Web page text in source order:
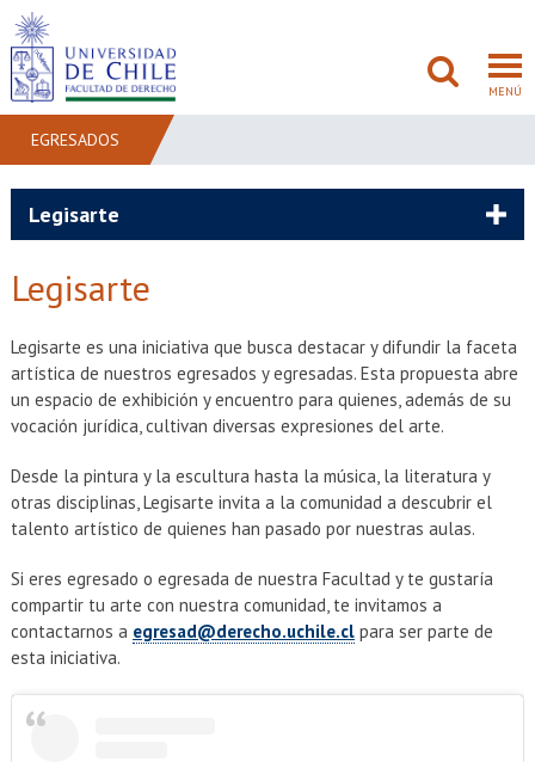
MENÚ
ADMISIÓN
INVESTIGACIÓN
BIBLIOTECAS
EXTENSIÓN
Académicos Estudiantes
Egresados Funcionarios
EGRESADOS
Legisarte
Legisarte
Legisarte es una iniciativa que busca destacar y difundir la faceta
artística de nuestros egresados y egresadas. Esta propuesta abre
un espacio de exhibición y encuentro para quienes, además de su
vocación jurídica, cultivan diversas expresiones del arte.
Desde la pintura y la escultura hasta la música, la literatura y
otras disciplinas, Legisarte invita a la comunidad a descubrir el
talento artístico de quienes han pasado por nuestras aulas.
Si eres egresado o egresada de nuestra Facultad y te gustaría
compartir tu arte con nuestra comunidad, te invitamos a
contactarnos a egresad@derecho.uchile.clpara ser parte de
esta iniciativa.